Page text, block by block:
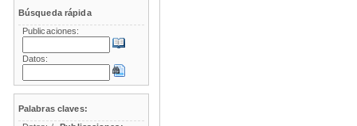
Búsqueda rápida
Publicaciones:
Datos:
Palabras claves: